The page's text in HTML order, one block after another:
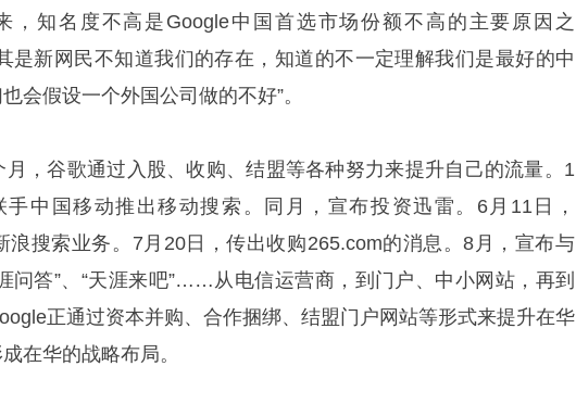
，知名度不高是Google中国首选市场份额不高的主要原因之
是新网民不知道我们的存在，知道的不一定理解我们是最好的中
会假设一个外国公司做的不好”。
月，谷歌通过入股、收购、结盟等各种努力来提升自己的流量。1
手中国移动推出移动搜索。同月，宣布投资迅雷。6月11日，
浪搜索业务。7月20日，传出收购265.com的消息。8月，宣布与
问答”、“天涯来吧”……从电信运营商，到门户、中小网站，再到
正通过资本并购、合作捆绑、结盟门户网站等形式来提升在华
在华的战略布局。